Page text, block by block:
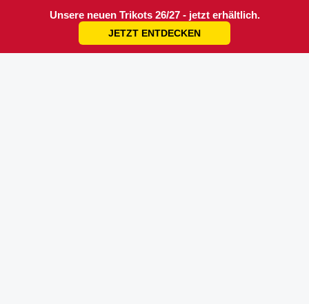
Unsere neuen Trikots 26/27 - jetzt erhältlich.
JETZT ENTDECKEN